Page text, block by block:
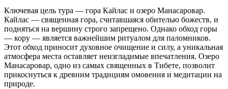
Ключевая цель тура — гора Кайлас и озеро Манасаровар.
Кайлас — священная гора, считавшаяся обителью божеств, и
подняться на вершину строго запрещено. Однако обход горы
— кору — является важнейшим ритуалом для паломников.
Этот обход приносит духовное очищение и силу, а уникальная
атмосфера места оставляет неизгладимые впечатления. Озеро
Манасаровар, одно из самых священных в Тибете, позволит
прикоснуться к древним традициям омовения и медитации на
природе.